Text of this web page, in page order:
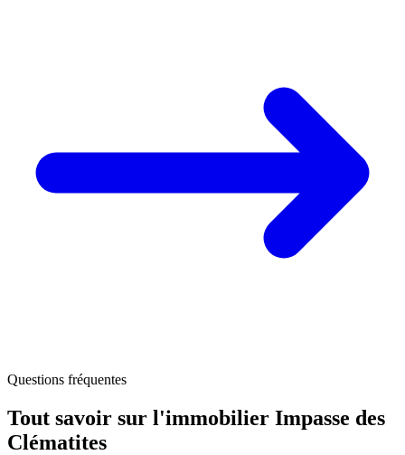
Questions fréquentes
Tout savoir sur l'immobilier Impasse des
Clématites